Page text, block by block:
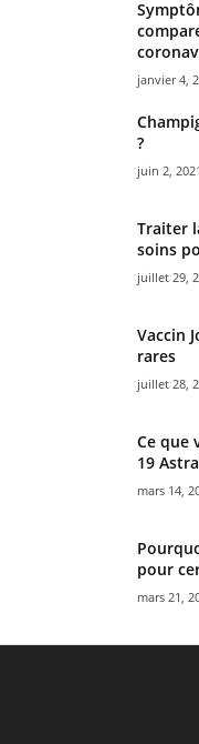
janvier 4,
?
juin 2, 2021
Traiter
soins
juillet 29,
Vaccin
rares
juillet 28,
Ce que
19
mars 14,
pour
mars 21,